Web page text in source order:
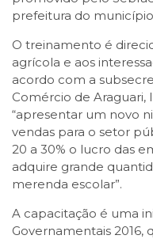
prefeitura do
O treinamento é
agrícola e aos
acordo com a
Comércio de Araguari,
“apresentar um novo
vendas para o setor
20 a 30% o lucro das
adquire grande
merenda escolar”.
A capacitação é uma
Governamentais 2016,